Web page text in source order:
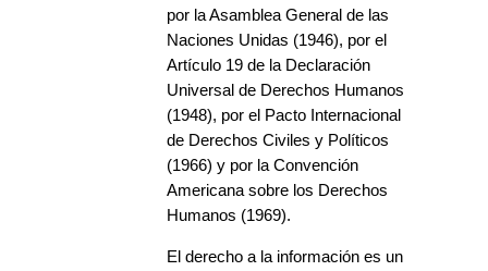
por la Asamblea General de las
Naciones Unidas (1946), por el
Artículo 19 de la Declaración
Universal de Derechos Humanos
(1948), por el Pacto Internacional
de Derechos Civiles y Políticos
(1966) y por la Convención
Americana sobre los Derechos
Humanos (1969).
El derecho a la información es un